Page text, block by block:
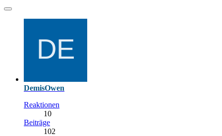
DemisOwen
Reaktionen
10
Beiträge
102